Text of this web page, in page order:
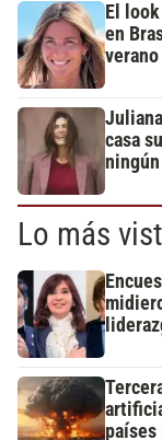
El
en
verano
casa
Lo más